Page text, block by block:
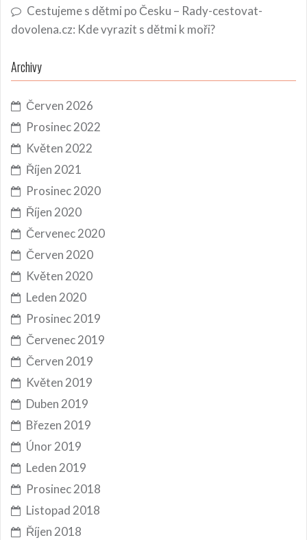
Cestujeme s dětmi po Česku – Rady-cestovat-
dovolena.cz: Kde vyrazit s dětmi k moři?
Archivy
Červen 2026
Prosinec 2022
Květen 2022
Říjen 2021
Prosinec 2020
Říjen 2020
Červenec 2020
Červen 2020
Květen 2020
Leden 2020
Prosinec 2019
Červenec 2019
Červen 2019
Květen 2019
Duben 2019
Březen 2019
Únor 2019
Leden 2019
Prosinec 2018
Listopad 2018
Říjen 2018